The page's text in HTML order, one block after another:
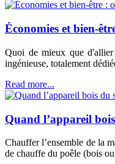
Économies et bien-
Quoi de mieux que d'allier
ingénieuse, totalement
Read more...
Quand l’appareil
Chauffer l’ensemble de la
de chauffe du poêle (bois